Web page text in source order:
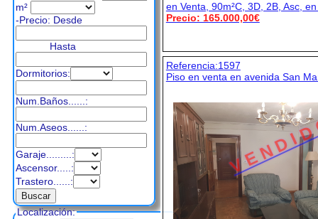
m²
-Precio: Desde
Hasta
Dormitorios:
Num.Baños......:
Num.Aseos......:
Garaje.........:
Ascensor.....:
Trastero......:
Localización:
en Venta, 90m²C, 3D, 2B, Asc, en
Precio: 165.000,00€
Referencia:1597
Piso en venta en avenida San
V E N D I